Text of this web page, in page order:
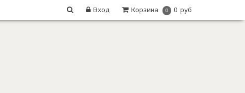
Корзина 0 0 руб
Вход